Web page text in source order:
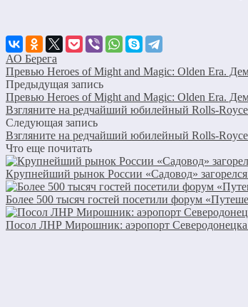
АО Берега
Превью Heroes of Might and Magic: Olden Era.
Предыдущая запись
Превью Heroes of Might and Magic: Olden Era.
Взгляните на редчайший юбилейный Rolls-
Следующая запись
Взгляните на редчайший юбилейный Rolls-
Что еще почитать
Крупнейший рынок России «Садовод»
Более 500 тысяч гостей посетили форум
Посол ЛНР Мирошник: аэропорт Северодонецка